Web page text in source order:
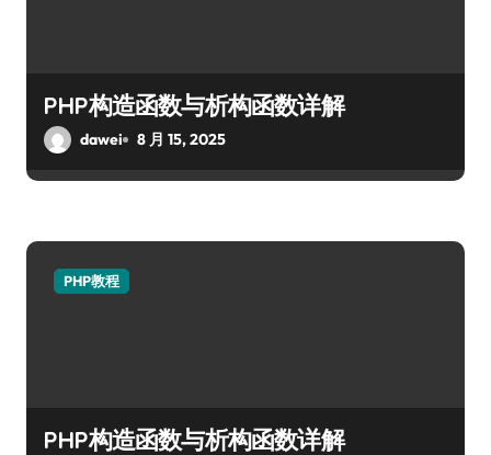
PHP构造函数与析构函数详解
dawei 8 月 15, 2025
PHP教程
PHP构造函数与析构函数详解